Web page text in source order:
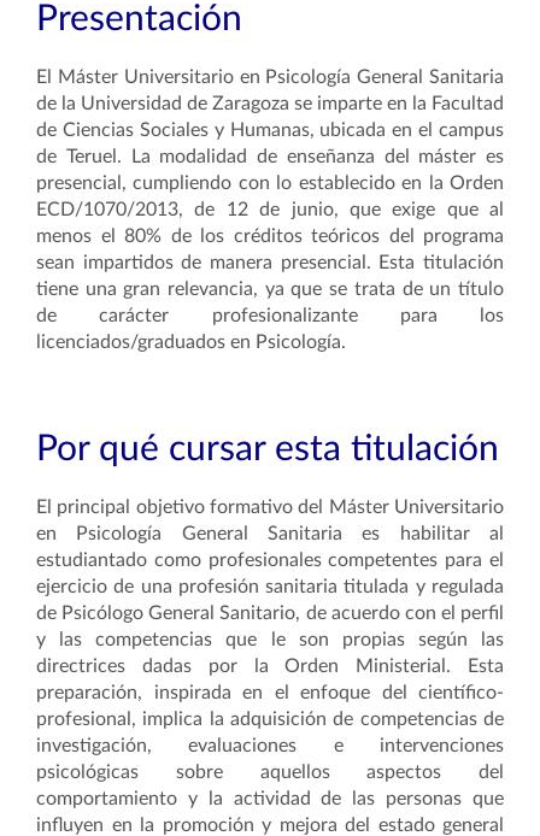
Presentación
El Máster Universitario en Psicología General Sanitaria
de la Universidad de Zaragoza se imparte en la Facultad
de Ciencias Sociales y Humanas, ubicada en el campus
de Teruel. La modalidad de enseñanza del máster es
presencial, cumpliendo con lo establecido en la Orden
ECD/1070/2013, de 12 de junio, que exige que al
menos el 80% de los créditos teóricos del programa
sean impartidos de manera presencial. Esta titulación
tiene una gran relevancia, ya que se trata de un título
de carácter profesionalizante para los
licenciados/graduados en Psicología.
Por qué cursar esta titulación
El principal objetivo formativo del Máster Universitario
en Psicología General Sanitaria es habilitar al
estudiantado como profesionales competentes para el
ejercicio de una profesión sanitaria titulada y regulada
de Psicólogo General Sanitario, de acuerdo con el perfil
y las competencias que le son propias según las
directrices dadas por la Orden Ministerial. Esta
preparación, inspirada en el enfoque del científico-
profesional, implica la adquisición de competencias de
investigación, evaluaciones e intervenciones
psicológicas sobre aquellos aspectos del
comportamiento y la actividad de las personas que
influyen en la promoción y mejora del estado general